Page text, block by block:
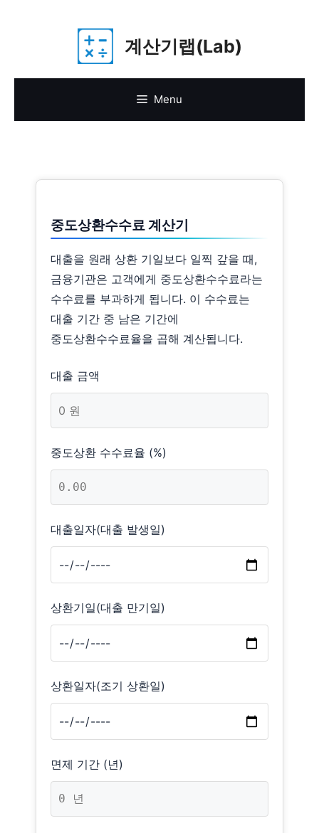
계산기랩(Lab)
Menu
중도상환수수료 계산기
대출을 원래 상환 기일보다 일찍 갚을 때,
금융기관은 고객에게 중도상환수수료라는
수수료를 부과하게 됩니다. 이 수수료는
대출 기간 중 남은 기간에
중도상환수수료율을 곱해 계산됩니다.
대출 금액
중도상환 수수료율 (%)
대출일자(대출 발생일)
상환기일(대출 만기일)
상환일자(조기 상환일)
면제 기간 (년)